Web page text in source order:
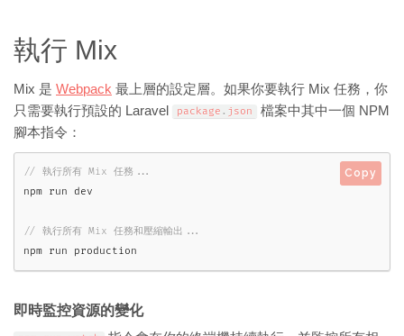
執行 Mix
Mix 是 Webpack 最上層的設定層。如果你要執行 Mix 任務，你
只需要執行預設的 Laravel
package . json
檔案中其中一個 NPM
腳本指令：
npm run production
Copy
即時監控資源的變化